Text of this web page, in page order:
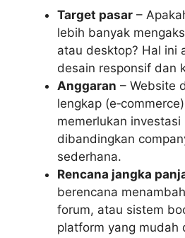
Target pasar –
lebih banyak
atau desktop? Hal ini
desain responsif dan
Anggaran – Website
lengkap
memerlukan investasi
dibandingkan
sederhana.
Rencana jangka
berencana
forum, atau sistem
platform yang mudah